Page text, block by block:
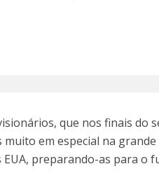
que nos finais do
em especial na grande
preparando-as para o